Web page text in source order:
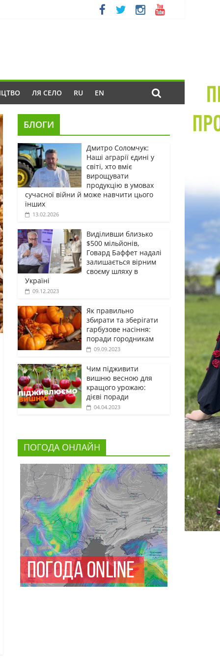
ЛЯ СЕЛО RU EN
БЛОГИ
Дмитро Соломчук:
Наші аграрії єдині у
світі, хто вміє
вирощувати
продукцію в умовах
сучасної війни й може навчити цього
інших
13.02.2026
Виділивши близько
$500 мільйонів,
Говард Баффет надалі
залишається вірним
своєму шляху в
Україні
09.12.2023
Як правильно
збирати та зберігати
гарбузове насіння:
поради городникам
09.09.2023
Чим підживити
вишню весною для
кращого урожаю:
дієві поради
04.04.2023
ПОГОДА ОНЛАЙН